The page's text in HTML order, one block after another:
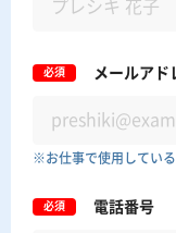
必須 メールアド
※お仕事で使用してい
必須 電話番号